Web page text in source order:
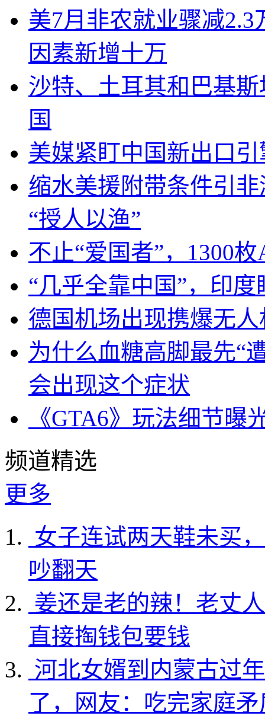
美7月非农就业骤减
因素新增十万
沙特、土耳其和巴基
国
美媒紧盯中国新出口
缩水美援附带条件引
“授人以渔”
不止“爱国者”，1300
“几乎全靠中国”，印
德国机场出现携爆无
为什么血糖高脚最先“
会出现这个症状
《GTA6》玩法细节
频道精选
更多
女子连试两天鞋未买
吵翻天
姜还是老的辣！老丈
直接掏钱包要钱
河北女婿到内蒙古过
了，网友：吃完家庭